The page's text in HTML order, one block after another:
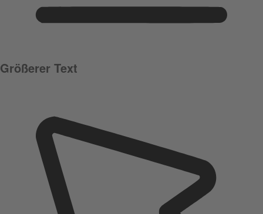
Größerer Text